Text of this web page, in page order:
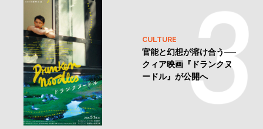
CULTURE
官能と幻想が溶け合う──
クィア映画『ドランクヌ
ードル』が公開へ